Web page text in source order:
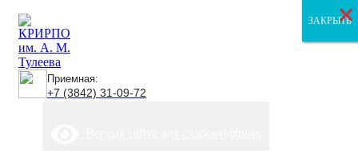
Приемная:
+7 (3842) 31-09-72
ЗАКРЫТЬ
ЗАКРЫТЬ
ЗАКРЫТЬ
×
×
×